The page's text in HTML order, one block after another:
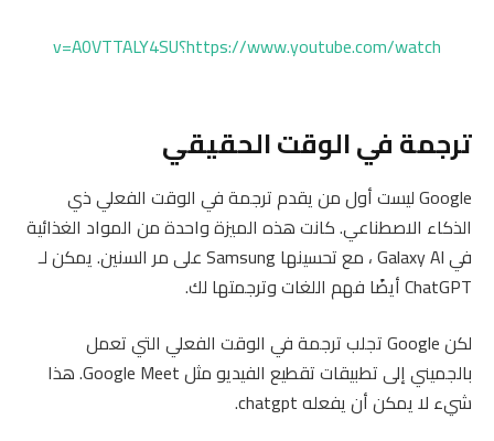
https://www.youtube.com/watch؟v=A0VTTALY4SU
ترجمة في الوقت الحقيقي
Google ليست أول من يقدم ترجمة في الوقت الفعلي ذي
الذكاء الاصطناعي. كانت هذه الميزة واحدة من المواد الغذائية
في Galaxy AI ، مع تحسينها Samsung على مر السنين. يمكن لـ
ChatGPT أيضًا فهم اللغات وترجمتها لك.
لكن Google تجلب ترجمة في الوقت الفعلي التي تعمل
بالجميني إلى تطبيقات تقطيع الفيديو مثل Google Meet. هذا
شيء لا يمكن أن يفعله chatgpt.